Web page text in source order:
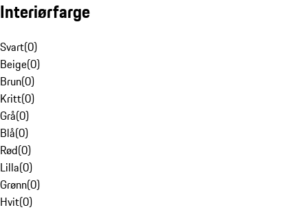
Interiørfarge
Svart(0)
Beige(0)
Brun(0)
Kritt(0)
Grå(0)
Blå(0)
Rød(0)
Lilla(0)
Grønn(0)
Hvit(0)